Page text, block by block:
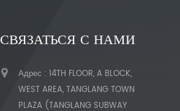
СВЯЗАТЬСЯ С НАМИ
Адрес : 14TH FLOOR, A BLOCK,
WEST AREA, TANGLANG TOWN
PLAZA (TANGLANG SUBWAY